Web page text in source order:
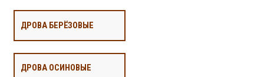
ДРОВА БЕРЁЗОВЫЕ
ДРОВА ОСИНОВЫЕ